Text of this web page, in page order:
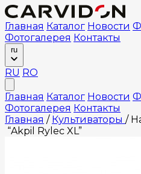
Главная Каталог Новости
Фотогалерея Контакты
ru
RU RO
Главная Каталог Новости
Фотогалерея Контакты
Главная / Культиваторы /
“Akpil Rylec XL”